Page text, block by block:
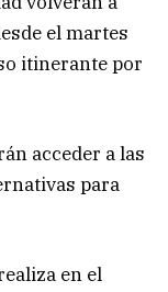
el martes
itinerante por
acceder a las
para
en el